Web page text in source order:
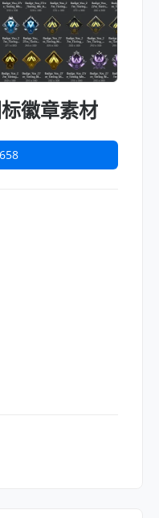
徽章素材
658